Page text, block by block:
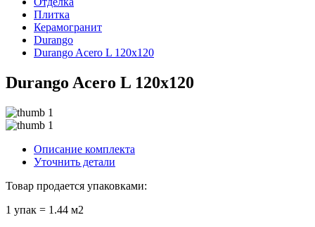
Плитка
Керамогранит
Durango
Durango Acero L 120x120
Durango Acero L 120x120
Описание комплекта
Уточнить детали
Товар продается упаковками:
1 упак = 1.44 м2